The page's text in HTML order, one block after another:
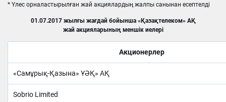
* Үлес орналастырылған жай акциялардың жалпы санынан есептелді
01.07.2017 жылғы жағдай бойынша «Қазақтелеком» АҚ
жай акцияларының меншік иелері
Акционерлер
«Самұрық-Қазына» ҰӘҚ» АҚ
Sobrio Limited